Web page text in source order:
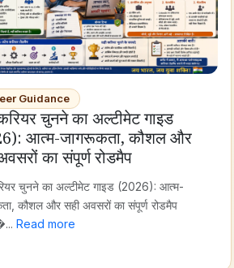
Guidance
चुनने का अल्टीमेट गाइड
आत्म-जागरूकता, कौशल और
का संपूर्ण रोडमैप
चुनने का अल्टीमेट गाइड (2026): आत्म-
कौशल और सही अवसरों का संपूर्ण रोडमैप
Read more